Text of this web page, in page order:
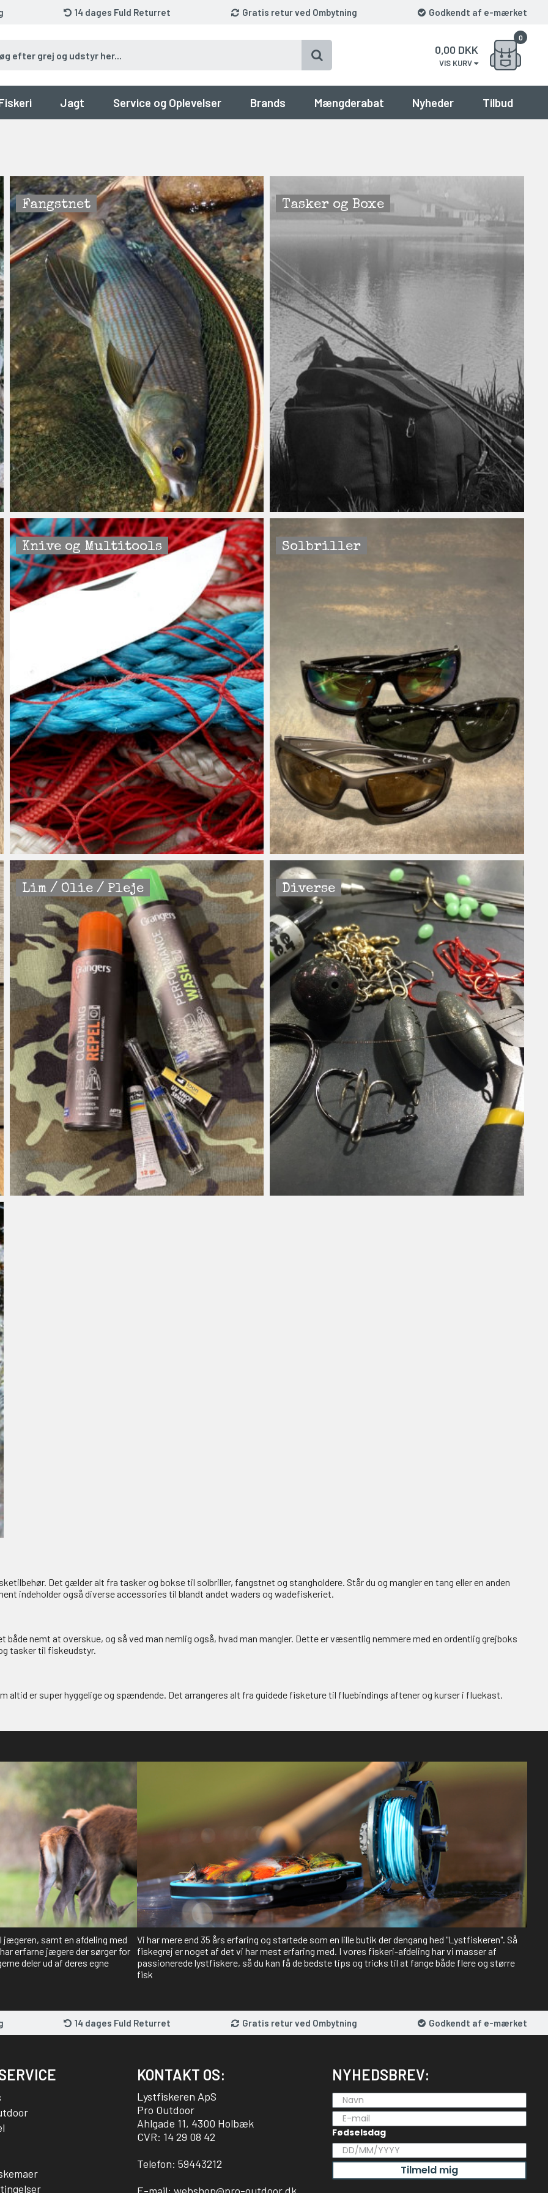
14 dages Fuld Returret Gratis retur ved Ombytning Godkendt af e-mærket
0
0,00 DKK
VIS KURV
Jagt Service og Oplevelser Brands Mængderabat Nyheder Tilbud
Fangstnet Tasker og Boxe
Knive og Multitools Solbriller
Lim / Olie / Pleje Diverse
Det gælder alt fra tasker og bokse til solbriller, fangstnet og stangholdere. Står du og mangler en tang eller en anden
indeholder også diverse accessories til blandt andet waders og wadefiskeriet.
nemt at overskue, og så ved man nemlig også, hvad man mangler. Dette er væsentlig nemmere med en ordentlig grejboks
tasker til fiskeudstyr.
altid er super hyggelige og spændende. Det arrangeres alt fra guidede fisketure til fluebindings aftener og kurser i fluekast.
samt en afdeling med
erfarne jægere der sørger for
deler ud af deres egne
Vi har mere end 35 års erfaring og startede som en lille butik der dengang hed "Lystfiskeren". Så
fiskegrej er noget af det vi har mest erfaring med. I vores fiskeri-afdeling har vi masser af
passionerede lystfiskere, så du kan få de bedste tips og tricks til at fange både flere og større
fisk
14 dages Fuld Returret Gratis retur ved Ombytning Godkendt af e-mærket
KONTAKT OS:
Lystfiskeren ApS
Pro Outdoor
Ahlgade 11, 4300 Holbæk
CVR: 14 29 08 42
Telefon: 59443212
NYHEDSBREV:
Fødselsdag
Tilmeld mig